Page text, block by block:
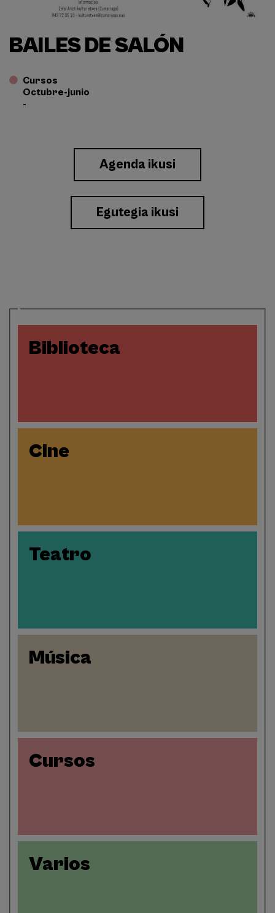
BAILES DE SALÓN
Cursos
Octubre-junio
-
Agenda ikusi
Egutegia ikusi
Biblioteca
Cine
Teatro
Música
Cursos
Varios